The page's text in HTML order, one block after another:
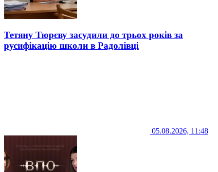
Тетяну Тюрєву засудили до трьох років за
русифікацію школи в Радолівці
05.08.2026, 11:48